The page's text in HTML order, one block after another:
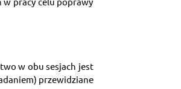
w obu sesjach jest
przewidziane